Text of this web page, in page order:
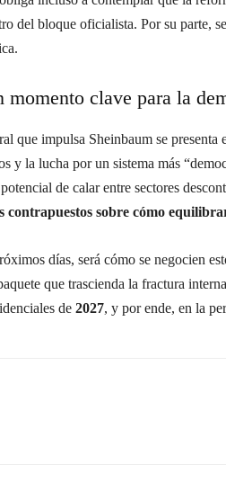
del bloque oficialista. Por su parte,
momento clave para la
que impulsa Sheinbaum se
y la lucha por un sistema más
de calar entre sectores
contrapuestos sobre cómo
días, será cómo se negocien
que trascienda la fractura
de 2027, y por ende, en la